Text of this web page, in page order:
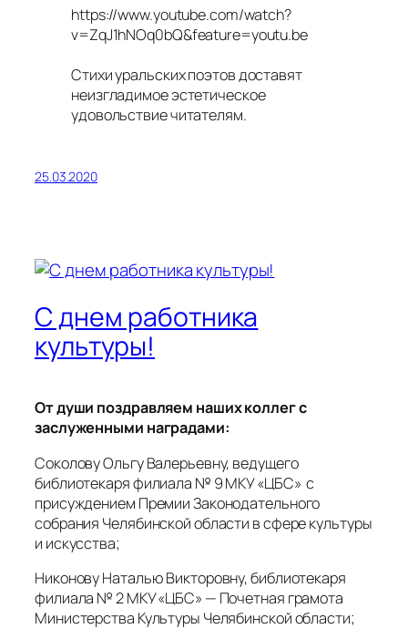
https://www.youtube.com/watch?
v=ZqJ1hNOq0bQ&feature=youtu.be
Стихи уральских поэтов доставят
неизгладимое эстетическое
удовольствие читателям.
25.03.2020
С днем работника
культуры!
От души поздравляем наших коллег с
заслуженными наградами:
Соколову Ольгу Валерьевну, ведущего
библиотекаря филиала № 9 МКУ «ЦБС» с
присуждением Премии Законодательного
собрания Челябинской области в сфере культуры
и искусства;
Никонову Наталью Викторовну, библиотекаря
филиала № 2 МКУ «ЦБС» — Почетная грамота
Министерства Культуры Челябинской области;